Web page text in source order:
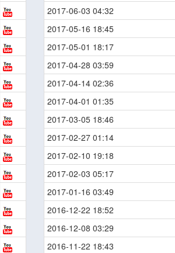
2017-06-03 04:32
2017-05-16 18:45
2017-05-01 18:17
2017-04-28 03:59
2017-04-14 02:36
2017-04-01 01:35
2017-03-05 18:46
2017-02-27 01:14
2017-02-10 19:18
2017-02-03 05:17
2017-01-16 03:49
2016-12-22 18:52
2016-12-08 03:29
2016-11-22 18:43